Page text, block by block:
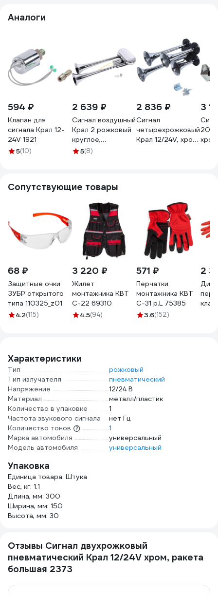
Аналоги
594 ₽
Клапан для
сигнала Крал 12-
24V 1921
5(10)
2 639 ₽
Сигнал воздушный
Крал 2 рожковый
круглое,
320/370мм,
5(8)
2 836 ₽
Сигнал
четырехрожковый
Крал 12/24V, хром,
3
201
хром
Сопутствующие товары
68 ₽
Защитные очки
ЗУБР открытого
типа 110325_z01
4.2(115)
3 220 ₽
Жилет
монтажника КВТ
С-22 69310
4.5(94)
571 ₽
Перчатки
монтажника КВТ
С-31 р.L 75385
3.6(152)
2
Характеристики
Тип
рожковый
Тип излучателя
пневматический
Напряжение
12/24 В
Материал
металл/пластик
Количество в упаковке
1
Частота звукового сигнала
нет Гц
Количество тонов
1
Марка автомобиля
универсальный
Модель автомобиля
универсальный
Упаковка
Единица товара: Штука
Вес, кг: 1.1
Длина, мм: 300
Ширина, мм: 150
Высота, мм: 30
Отзывы Сигнал двухрожковый
пневматический Крал 12/24V хром, ракета
большая 2373